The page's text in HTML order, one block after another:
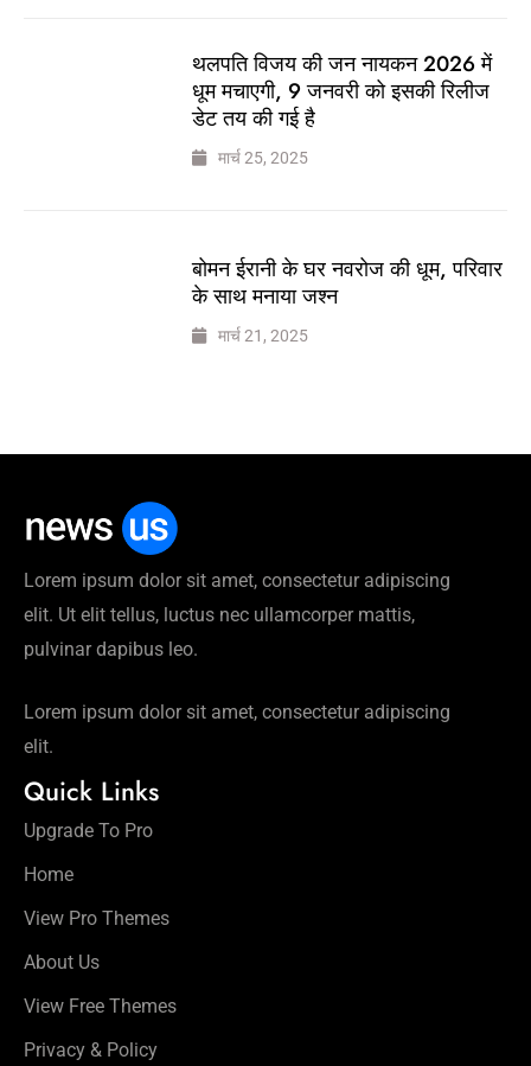
थलपति विजय की जन नायकन 2026 में
धूम मचाएगी, 9 जनवरी को इसकी रिलीज
डेट तय की गई है
मार्च 25, 2025
बोमन ईरानी के घर नवरोज की धूम, परिवार
के साथ मनाया जश्न
मार्च 21, 2025
Lorem ipsum dolor sit amet, consectetur adipiscing
elit. Ut elit tellus, luctus nec ullamcorper mattis,
pulvinar dapibus leo.
Lorem ipsum dolor sit amet, consectetur adipiscing
elit.
Quick Links
Upgrade To Pro
Home
View Pro Themes
About Us
View Free Themes
Privacy & Policy